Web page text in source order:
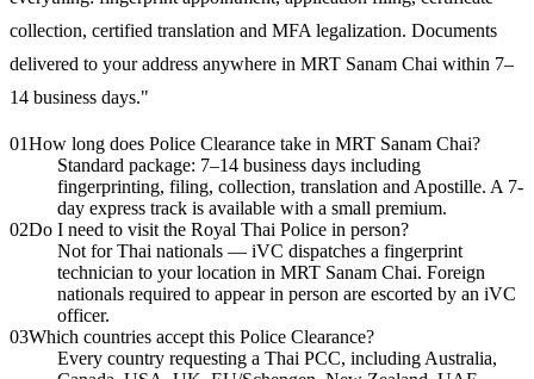
collection, certified translation and MFA legalization. Documents
delivered to your address anywhere in MRT Sanam Chai within 7–
14 business days."
01How long does Police Clearance take in MRT Sanam Chai?
Standard package: 7–14 business days including
fingerprinting, filing, collection, translation and Apostille. A 7-
day express track is available with a small premium.
02Do I need to visit the Royal Thai Police in person?
Not for Thai nationals — iVC dispatches a fingerprint
technician to your location in MRT Sanam Chai. Foreign
nationals required to appear in person are escorted by an iVC
officer.
03Which countries accept this Police Clearance?
Every country requesting a Thai PCC, including Australia,